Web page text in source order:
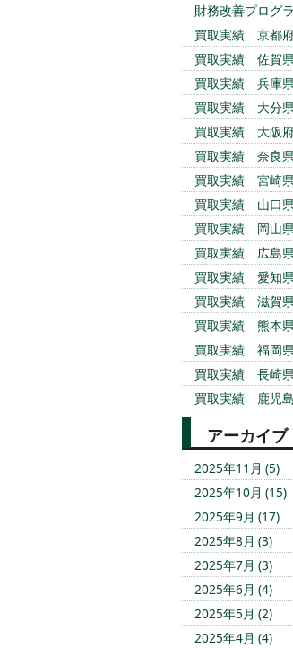
財務改善プログラ
買取実績 京都府
買取実績 佐賀県
買取実績 兵庫県
買取実績 大分県
買取実績 大阪府
買取実績 奈良県
買取実績 宮崎県
買取実績 山口県
買取実績 岡山県
買取実績 広島県
買取実績 愛知県
買取実績 滋賀県
買取実績 熊本県
買取実績 福岡県
買取実績 長崎県
買取実績 鹿児島
アーカイブ
2025年11月 (5)
2025年10月 (15)
2025年9月 (17)
2025年8月 (3)
2025年7月 (3)
2025年6月 (4)
2025年5月 (2)
2025年4月 (4)